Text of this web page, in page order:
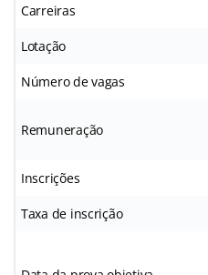
Carreiras
Lotação
Número de vagas
Remuneração
Inscrições
Taxa de inscrição